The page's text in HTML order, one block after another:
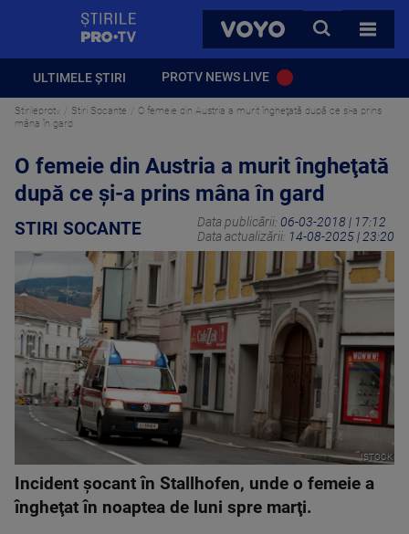
VOYO
CAUTA
TOATE
ULTIMELE ȘTIRI PROTV NEWS LIVE
Stirileprotv Stiri Socante
O femeie din Austria a murit îngheţată după ce şi-a prins
mâna în gard
O femeie din Austria a murit îngheţată
după ce şi-a prins mâna în gard
STIRI SOCANTE Data publicării: 06-03-2018 | 17:12
Data actualizării: 14-08-2025 | 23:20
ISTOCK
Incident şocant în Stallhofen, unde o femeie a
îngheţat în noaptea de luni spre marţi.